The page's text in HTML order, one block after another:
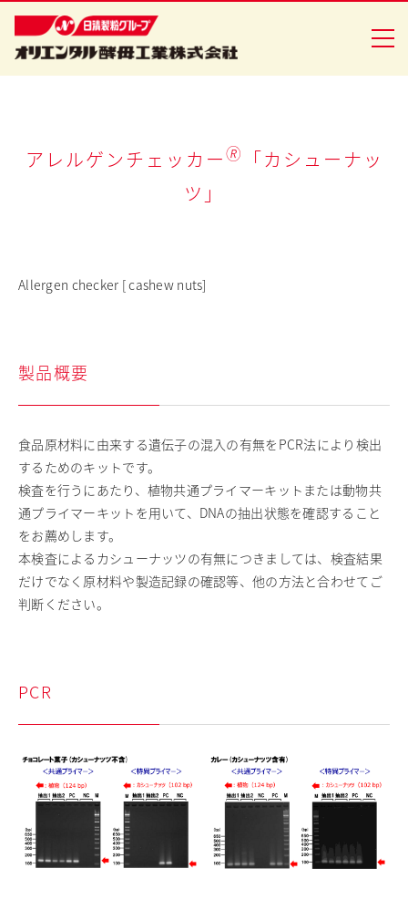
English
日清製粉グループ
健康食品事業
アレルゲンチェッカー🄬
「カシューナッ
ツ」
Allergen checker [ cashew nuts]
製品概要
食品原材料に由来する遺伝子の混入の有無をPCR法により検出
するためのキットです。
検査を行うにあたり、植物共通プライマーキットまたは動物共
通プライマーキットを用いて、DNAの抽出状態を確認すること
をお薦めします。
本検査によるカシューナッツの有無につきましては、検査結果
だけでなく原材料や製造記録の確認等、他の方法と合わせてご
判断ください。
PCR